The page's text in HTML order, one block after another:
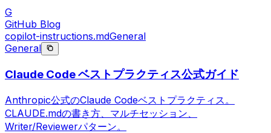
G
GitHub Blog
copilot-instructions.mdGeneral
General
Claude Code ベストプラクティス公式ガイド
Anthropic公式のClaude Codeベストプラクティス。
CLAUDE.mdの書き方、マルチセッション、
Writer/Reviewerパターン。